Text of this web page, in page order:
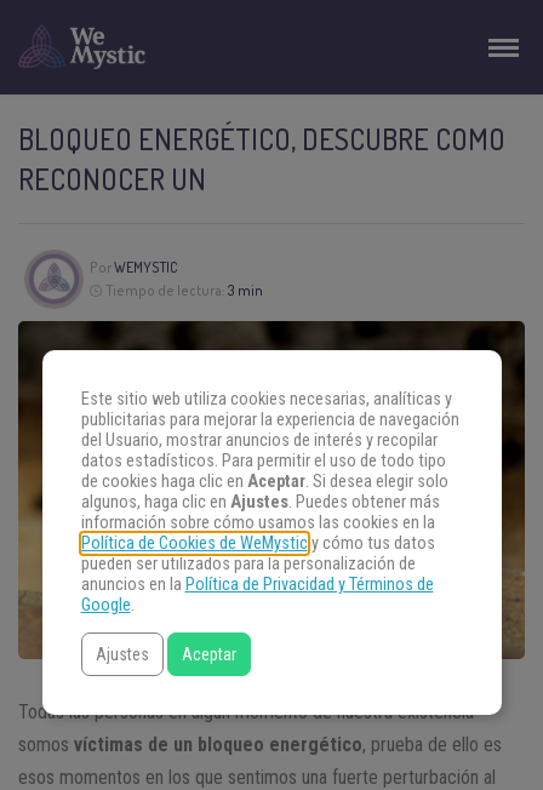
BLOQUEO ENERGÉTICO, DESCUBRE COMO
RECONOCER UN
PorWEMYSTIC
Tiempo de lectura: 3 min
Todas las personas en algún momento de nuestra existencia
somos víctimas de un bloqueo energético, prueba de ello es
esos momentos en los que sentimos una fuerte perturbación al
Este sitio web utiliza cookies necesarias, analíticas y
publicitarias para mejorar la experiencia de navegación
del Usuario, mostrar anuncios de interés y recopilar
datos estadísticos. Para permitir el uso de todo tipo
de cookies haga clic en Aceptar. Si desea elegir solo
algunos, haga clic en Ajustes. Puedes obtener más
información sobre cómo usamos las cookies en la
Política de Cookies de WeMysticy cómo tus datos
pueden ser utilizados para la personalización de
anuncios en la Política de Privacidad y Términos de
Google.
Ajustes Aceptar